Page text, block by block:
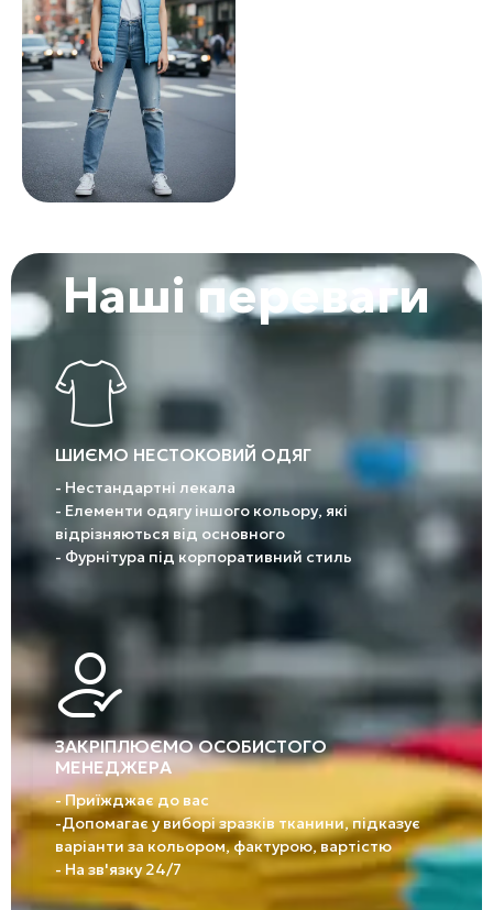
Наші переваги
ШИЄМО НЕСТОКОВИЙ ОДЯГ
- Нестандартні лекала
- Елементи одягу іншого кольору, які
відрізняються від основного
- Фурнітура під корпоративний стиль
ЗАКРІПЛЮЄМО ОСОБИСТОГО
МЕНЕДЖЕРА
- Приїжджає до вас
-Допомагає у виборі зразків тканини, підказує
варіанти за кольором, фактурою, вартістю
- На зв'язку 24/7